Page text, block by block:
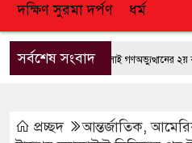
দক্ষিণ সুরমা দর্পণ ধর্ম
সর্বশেষ সংবাদজুলাই গণঅভ্যুত্থানের ২য়
প্রচ্ছদ আন্তর্জাতিক,